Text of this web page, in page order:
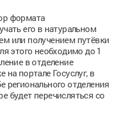
формата
его в натуральном
или получением путёвки
этого необходимо до 1
в отделение
портале Госуслуг, в
отделения
будет перечисляться со